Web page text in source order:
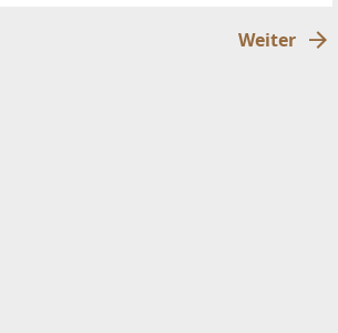
Weiter